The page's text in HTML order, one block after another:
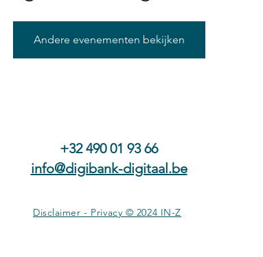
Andere evenementen bekijken
+32 490 01 93 66
info@digibank-digitaal.be
Disclaimer - Privacy © 2024 IN-Z